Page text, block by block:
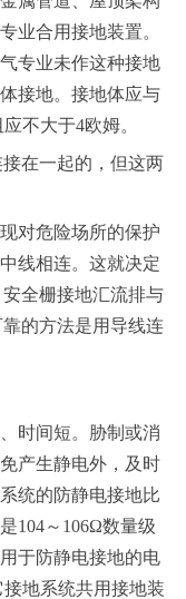
业合用接地装置。
专业未作这种接地
接地。接地体应与
不大于4欧姆。
在一起的，但这两
对危险场所的保护
线相连。这就决定
全栅接地汇流排与
的方法是用导线连
时间短。胁制或消
产生静电外，及时
统的防静电接地比
104～106Ω数量级
于防静电接地的电
地系统共用接地装